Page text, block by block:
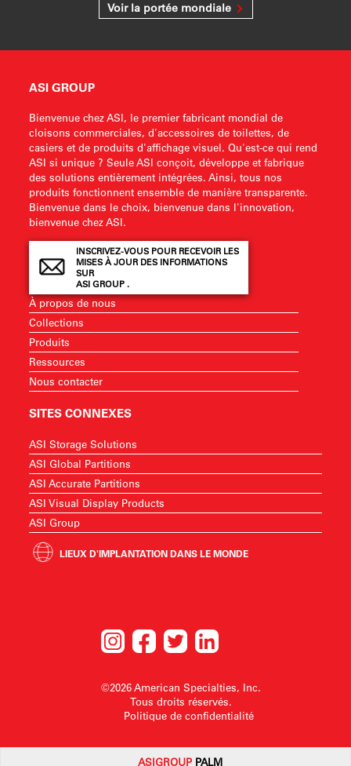
Voir la portée mondiale
ASIGROUP PALM
ASI GROUP
Bienvenue chez ASI, le premier fabricant mondial de
cloisons commerciales, d'accessoires de toilettes, de
casiers et de produits d'affichage visuel. Qu'est-ce qui rend
ASI si unique ? Seule ASI conçoit, développe et fabrique
des solutions entièrement intégrées. Ainsi, tous nos
produits fonctionnent ensemble de manière transparente.
Bienvenue dans le choix, bienvenue dans l'innovation,
bienvenue chez ASI.
INSCRIVEZ-VOUS POUR RECEVOIR LES
MISES À JOUR DES INFORMATIONS
SUR
ASI GROUP .
À propos de nous
Collections
Produits
Ressources
Nous contacter
SITES CONNEXES
ASI Storage Solutions
ASI Global Partitions
ASI Accurate Partitions
ASI Visual Display Products
ASI Group
LIEUX D'IMPLANTATION DANS LE MONDE
©2026 American Specialties, Inc.
Tous droits réservés.
Politique de confidentialité